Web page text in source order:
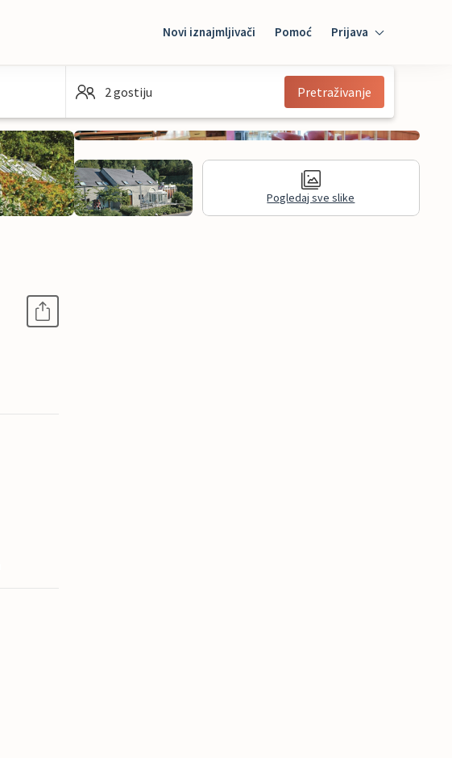
Novi iznajmljivači Pomoć Prijava
Mybooking
2 gostiju Pretraživanje
Pogledaj sve slike